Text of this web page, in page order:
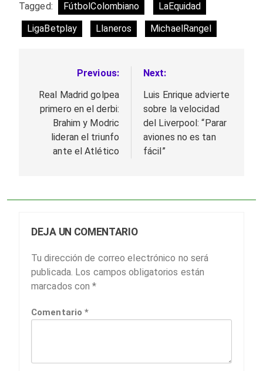
Tagged: FútbolColombiano
LaEquidad
LigaBetplay
Llaneros MichaelRangel
Navegación
de
entradas
Previous:
Real Madrid golpea
primero en el derbi:
Brahim y Modric
lideran el triunfo
ante el Atlético
Next:
Luis Enrique advierte
sobre la velocidad
del Liverpool: “Parar
aviones no es tan
fácil”
DEJA UN COMENTARIO
Tu dirección de correo electrónico no será
publicada. Los campos obligatorios están
marcados con*
Comentario*